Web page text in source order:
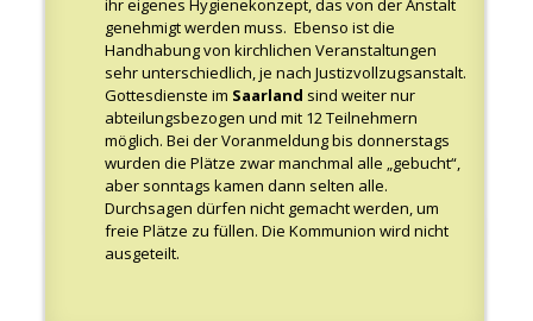
ihr eigenes Hygienekonzept, das von der Anstalt
genehmigt werden muss. Ebenso ist die
Handhabung von kirchlichen Veranstaltungen
sehr unterschiedlich, je nach Justizvollzugsanstalt.
Gottesdienste im Saarland sind weiter nur
abteilungsbezogen und mit 12 Teilnehmern
möglich. Bei der Voranmeldung bis donnerstags
wurden die Plätze zwar manchmal alle „gebucht“,
aber sonntags kamen dann selten alle.
Durchsagen dürfen nicht gemacht werden, um
freie Plätze zu füllen. Die Kommunion wird nicht
ausgeteilt.